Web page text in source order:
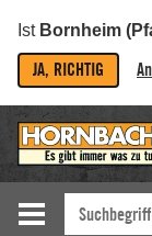
Ist Bornheim
JA, RICHTIG